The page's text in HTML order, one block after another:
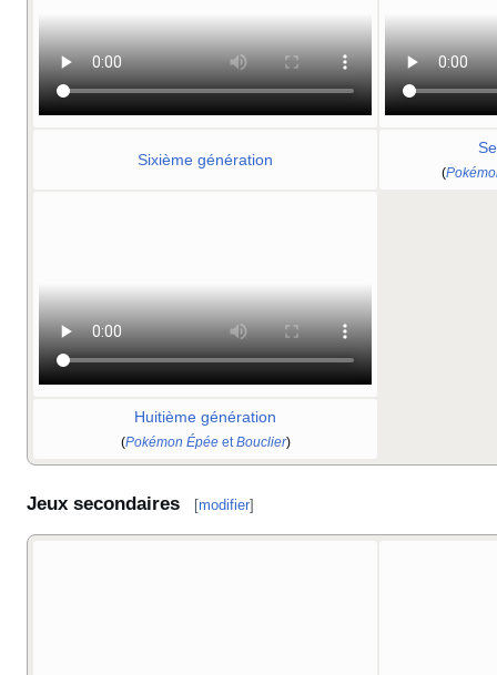
Sixième génération
(
Huitième génération
(Pokémon Épéeet Bouclier)
Jeux secondaires [modifier]